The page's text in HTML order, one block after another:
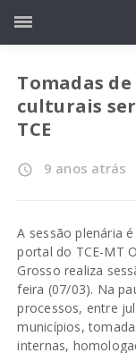
Tomadas
culturais
TCE
access_time 9 anos atrás
A sessão plenária
portal do TCE-MT
Grosso realiza
feira (07/03). Na
processos, entre
municípios,
internas,